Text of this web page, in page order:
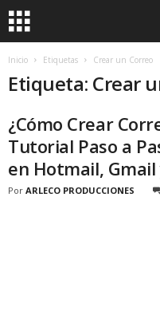
Inicio Etiquetas Crear un Correo
Etiqueta: Crear
¿Cómo Crear
Tutorial Paso a
en Hotmail, Gmail
Por ARLECO PRODUCCIONES